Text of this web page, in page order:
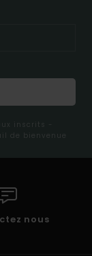
inscrits -
de bienvenue
nous